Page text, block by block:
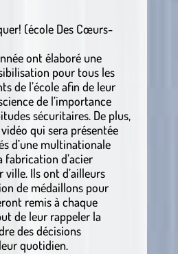
(école Des Cœurs-
ont élaboré une
pour tous les
de l’école afin de leur
de l’importance
sécuritaires. De plus,
qui sera présentée
d’une multinationale
fabrication d’acier
ville. Ils ont d’ailleurs
de médaillons pour
remis à chaque
de leur rappeler la
des décisions
quotidien.